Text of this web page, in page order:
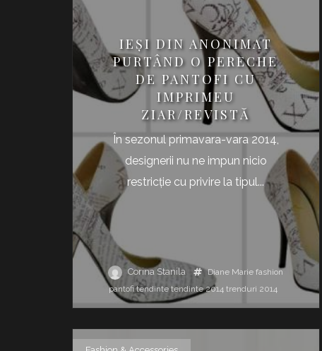
IEŞI DIN ANONIMAT
PURTÂND O PERECHE
DE PANTOFI CU
IMPRIMEU
ZIAR/REVISTĂ
În sezonul primavara-vara 2014,
designerii nu ne impun nicio
restricţie cu privire la tipul...
Corina Stanila Diane Marie fashion
pantofi tendinte tendinte 2014 trenduri 2014